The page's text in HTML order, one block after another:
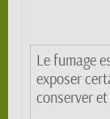
Le fumage
exposer
conserver